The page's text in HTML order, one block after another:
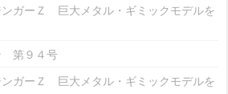
ガーＺ 巨大メタル・ギミックモデルを
第９４号
ガーＺ 巨大メタル・ギミックモデルを